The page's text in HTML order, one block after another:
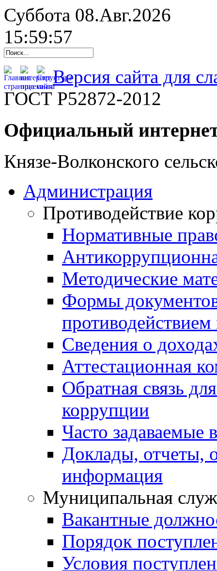
Суббота 08.Авг.2026
15:59:58
Версия сайта для
ГОСТ Р52872-2012
Официальный
Князе-Волконского
Администрация
Противодействие
Нормативные
Методические
Формы
Сведения о
Аттестационная
Обратная связь
коррупции
Часто задаваемые
Доклады, отчеты,
информация
Муниципальная
Вакантные
Порядок
Условия